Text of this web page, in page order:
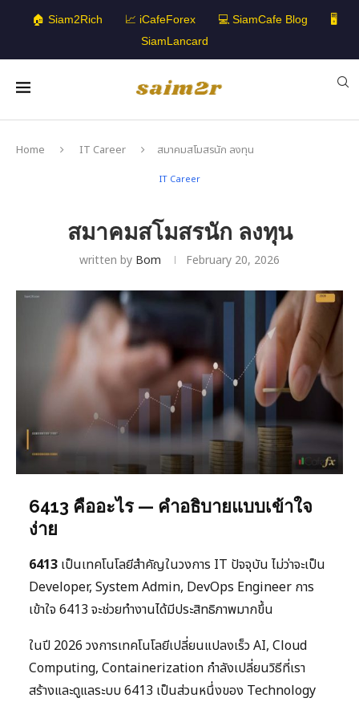
🏠 Siam2Rich 📈 iCafeForex 💻 SiamCafe Blog
🖥️
SiamLancard
Home IT Career สมาคมสโมสรนัก ลงทุน
IT Career
สมาคมสโมสรนัก ลงทุน
written by Bom February 20, 2026
6413 คืออะไร — คำอธิบายแบบเข้าใจ
ง่าย
6413 เป็นเทคโนโลยีสำคัญในวงการ IT ปัจจุบัน ไม่ว่าจะเป็น
Developer, System Admin, DevOps Engineer การ
เข้าใจ 6413 จะช่วยทำงานได้มีประสิทธิภาพมากขึ้น
ในปี 2026 วงการเทคโนโลยีเปลี่ยนแปลงเร็ว AI, Cloud
Computing, Containerization กำลังเปลี่ยนวิธีที่เรา
สร้างและดูแลระบบ 6413 เป็นส่วนหนึ่งของ Technology